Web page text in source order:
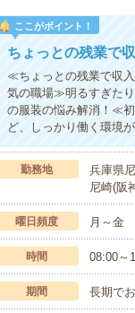
ここがポイント！
ちょっとの残業で
≪ちょっとの残業で収
気の職場≫明るすぎた
の服装の悩み解消！≪
ど、しっかり働く環境
勤務地
兵庫県
尼崎(阪
曜日頻度 月～金
時間 08:00～
期間 長期で